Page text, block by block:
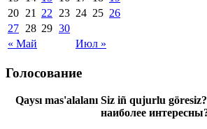
« Май Июл »
20 21 22 23 24 25 26
27 28 29 30
Голосование
Qaysı mas'alalanı Siz iñ qujurlu
наиболее